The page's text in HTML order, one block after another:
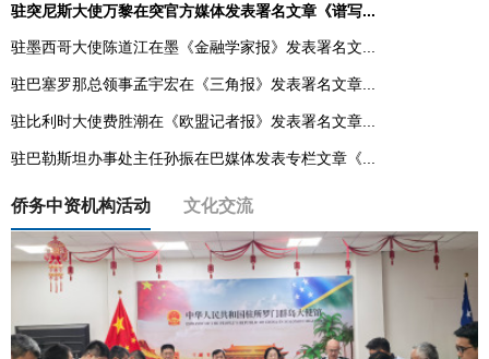
驻突尼斯大使万黎在突官方媒体发表署名文章《谱写...
驻墨西哥大使陈道江在墨《金融学家报》发表署名文...
驻巴塞罗那总领事孟宇宏在《三角报》发表署名文章...
驻比利时大使费胜潮在《欧盟记者报》发表署名文章...
驻巴勒斯坦办事处主任孙振在巴媒体发表专栏文章《...
侨务中资机构活动 文化交流